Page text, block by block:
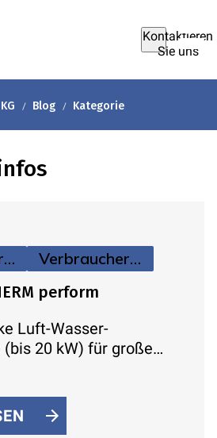
Kontaktieren
Sie uns
Blog Kategorie
Marken & Produkte Verbraucherinfos
perform
Luft-Wasser-
20 kW) für große
und Smart-Home-